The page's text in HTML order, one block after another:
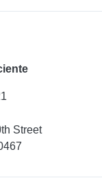
Street